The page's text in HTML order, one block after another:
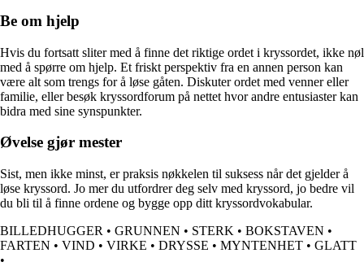
Be om hjelp
Hvis du fortsatt sliter med å finne det riktige ordet i kryssordet, ikke nøl
med å spørre om hjelp. Et friskt perspektiv fra en annen person kan
være alt som trengs for å løse gåten. Diskuter ordet med venner eller
familie, eller besøk kryssordforum på nettet hvor andre entusiaster kan
bidra med sine synspunkter.
Øvelse gjør mester
Sist, men ikke minst, er praksis nøkkelen til suksess når det gjelder å
løse kryssord. Jo mer du utfordrer deg selv med kryssord, jo bedre vil
du bli til å finne ordene og bygge opp ditt kryssordvokabular.
BILLEDHUGGER • GRUNNEN • STERK • BOKSTAVEN •
FARTEN • VIND • VIRKE • DRYSSE • MYNTENHET • GLATT
•